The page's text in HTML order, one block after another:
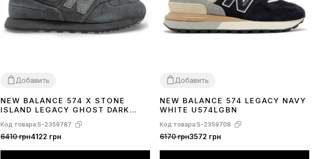
Добавить
38404142434445
NEW BALANCE 574 X STONE
ISLAND LEGACY GHOST DARK
Код товара:S-2359787
6410 грн4122 грн
Добавить
41
NEW BALANCE 574 LEGACY NAVY
WHITE U574LGBN
Код товара:S-2359708
6170 грн3572 грн